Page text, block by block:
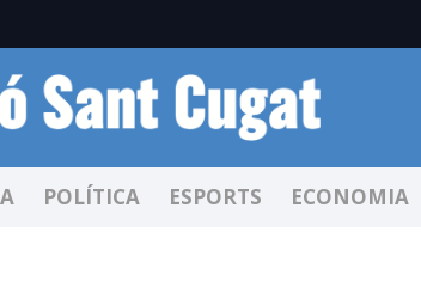
POLÍTICA ESPORTS ECONOMIA